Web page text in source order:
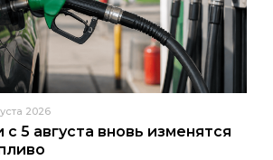
2026
с 5 августа вновь изменятся